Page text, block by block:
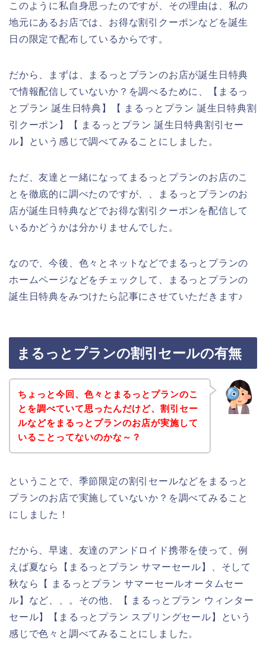
このように私自身思ったのですが、その理由は、私の
地元にあるお店では、お得な割引クーポンなどを誕生
日の限定で配布しているからです。
だから、まずは、まるっとプランのお店が誕生日特典
で情報配信していないか？を調べるために、【まるっ
とプラン 誕生日特典】【 まるっとプラン 誕生日特典割
引クーポン】【 まるっとプラン 誕生日特典割引セー
ル】という感じで調べてみることにしました。
ただ、友達と一緒になってまるっとプランのお店のこ
とを徹底的に調べたのですが、、まるっとプランのお
店が誕生日特典などでお得な割引クーポンを配信して
いるかどうかは分かりませんでした。
なので、今後、色々とネットなどでまるっとプランの
ホームページなどをチェックして、まるっとプランの
誕生日特典をみつけたら記事にさせていただきます♪
まるっとプランの割引セールの有無
ちょっと今回、色々とまるっとプランのこ
とを調べていて思ったんだけど、割引セー
ルなどをまるっとプランのお店が実施して
いることってないのかな～？
ということで、季節限定の割引セールなどをまるっと
プランのお店で実施していないか？を調べてみること
にしました！
だから、早速、友達のアンドロイド携帯を使って、例
えば夏なら【まるっとプラン サマーセール】、そして
秋なら【 まるっとプラン サマーセールオータムセー
ル】など、、。その他、【 まるっとプラン ウィンター
セール】【まるっとプラン スプリングセール】という
感じで色々と調べてみることにしました。